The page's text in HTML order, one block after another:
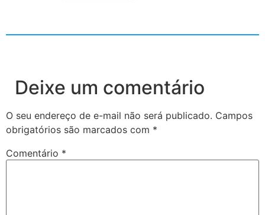
Deixe um comentário
O seu endereço de e-mail não será publicado. Campos
obrigatórios são marcados com *
Comentário *